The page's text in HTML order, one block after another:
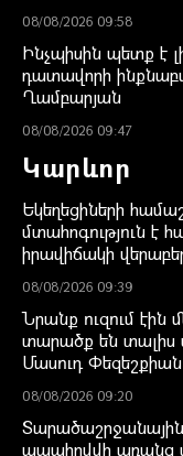
08/08/2026 09:58
Ինչպիսին պետք է
դատավորի
Ղամբարյան
08/08/2026 09:47
Կարևոր
Եկեղեցիների
մտահոգություն է
իրավիճակի
08/08/2026 09:39
Նրանք ուզում էին
տարածք են տալիս
Մասուդ Փեզեշքիան
08/08/2026 09:20
ապահովվի առանց